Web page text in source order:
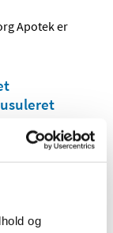
og
Apotek er
Vækstplan
10